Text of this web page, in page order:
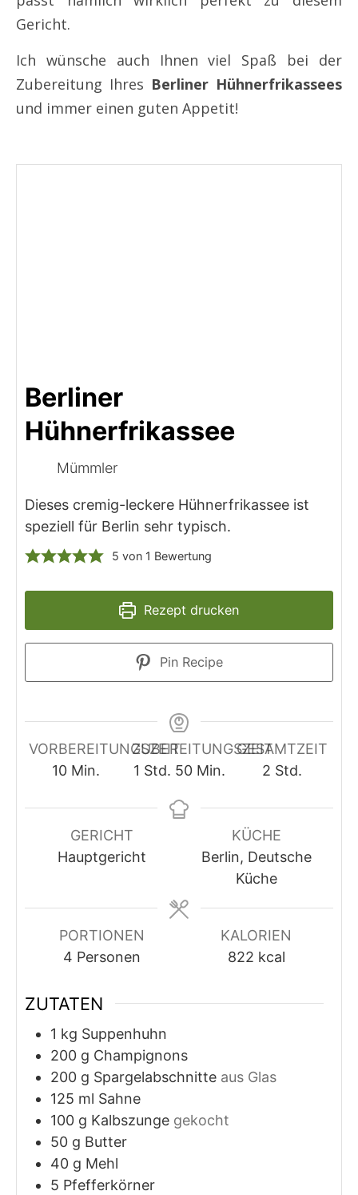
Gericht.
Ich wünsche auch Ihnen viel Spaß bei der
Zubereitung Ihres Berliner Hühnerfrikassees
und immer einen guten Appetit!
Berliner
Hühnerfrikassee
Mümmler
Dieses cremig-leckere Hühnerfrikassee ist
speziell für Berlin sehr typisch.
5 von 1 Bewertung
Rezept drucken
Pin Recipe
VORBEREITUNGSZEIT
10Minuten
Min.
ZUBEREITUNGSZEIT
1 Stunde
Std. 50Minuten
Min.
GESAMTZEIT
2Stunden
Std.
GERICHT
Hauptgericht
KÜCHE
Berlin, Deutsche
Küche
PORTIONEN
4 Personen
KALORIEN
822 kcal
ZUTATEN
1 kg Suppenhuhn
200 g Champignons
200 g Spargelabschnitte aus Glas
125 ml Sahne
100 g Kalbszunge gekocht
50 g Butter
40 g Mehl
5 Pfefferkörner